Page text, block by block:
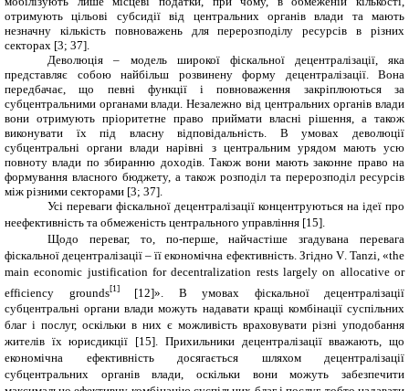
отримують цільові субсидії від центральних органів влади та мають
незначну кількість повноважень для перерозподілу ресурсів в різних
секторах [3; 37].
Деволюція – модель широкої фіскальної децентралізації, яка
представляє собою найбільш розвинену форму децентралізації. Вона
передбачає, що певні функції і повноваження закріплюються за
субцентральними органами влади. Незалежно від центральних органів влади
вони отримують пріоритетне право приймати власні рішення, а також
виконувати їх під власну відповідальність. В умовах деволюції
субцентральні органи влади нарівні з центральним урядом мають усю
повноту влади по збиранню доходів. Також вони мають законне право на
формування власного бюджету, а також розподіл та перерозподіл ресурсів
між різними секторами [3; 37]
Усі переваги фіскальної децентралізації концентруються на ідеї про
неефективність та обмеженість центрального управління [15]
Щодо переваг, то, по-перше, найчастіше згадувана перевага
фіскальної децентралізації – її економічна ефективність. Згідно V. Tanzi, «the
main economic justification for decentralization rests largely on allocative or
efficiency grounds[1][12]». В умовах фіскальної децентралізації
субцентральні органи влади можуть надавати кращі комбінації суспільних
благ і послуг, оскільки в них є можливість враховувати різні уподобання
жителів їх юрисдикції [15]. Прихильники децентралізації вважають, що
економічна ефективність досягається шляхом децентралізації
субцентральних органів влади, оскільки вони можуть забезпечити